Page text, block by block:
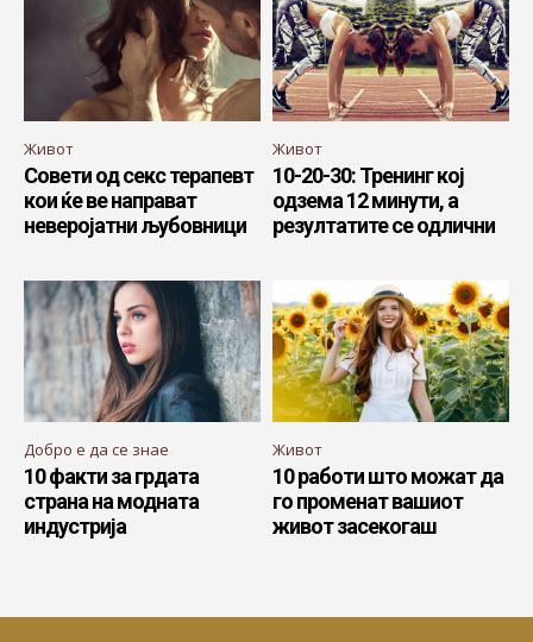
Живот
Совети од секс терапевт
кои ќе ве направат
неверојатни љубовници
Живот
10-20-30: Тренинг кој
одзема 12 минути, а
резултатите се одлични
Добро е да се знае
10 факти за грдата
страна на модната
индустрија
Живот
10 работи што можат да
го променат вашиот
живот засекогаш